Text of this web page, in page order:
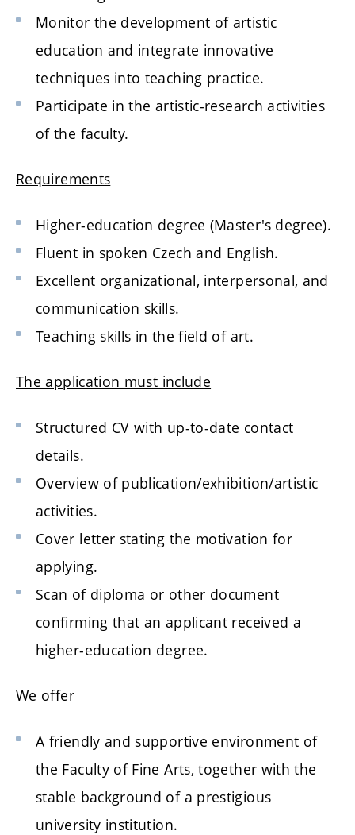
Monitor the development of artistic
education and integrate innovative
techniques into teaching practice.
Participate in the artistic-research activities
of the faculty.
Requirements
Higher-education degree (Master's degree).
Fluent in spoken Czech and English.
Excellent organizational, interpersonal, and
communication skills.
Teaching skills in the field of art.
The application must include
Structured CV with up-to-date contact
details.
Overview of publication/exhibition/artistic
activities.
Cover letter stating the motivation for
applying.
Scan of diploma or other document
confirming that an applicant received a
higher-education degree.
We offer
A friendly and supportive environment of
the Faculty of Fine Arts, together with the
stable background of a prestigious
university institution.